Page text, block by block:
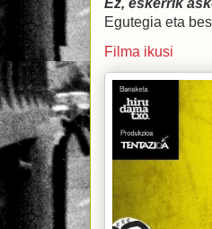
Ez, eskerrik
Egutegia eta
Filma ikusi